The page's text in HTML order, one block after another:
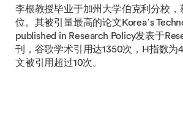
李根教授毕业于加州大学伯克利分校，
位。其被引量最高的论文Korea’s
published in Research Policy发表于
刊，谷歌学术引用达1350次，H指数为
文被引用超过10次。